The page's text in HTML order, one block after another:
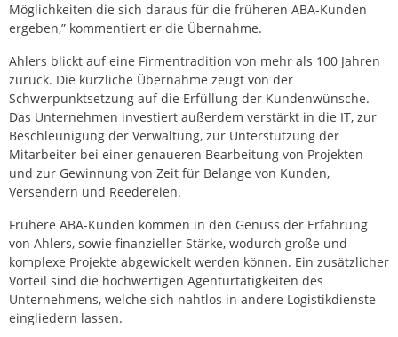
Möglichkeiten die sich daraus für die früheren ABA-Kunden
ergeben,” kommentiert er die Übernahme.
Ahlers blickt auf eine Firmentradition von mehr als 100 Jahren
zurück. Die kürzliche Übernahme zeugt von der
Schwerpunktsetzung auf die Erfüllung der Kundenwünsche.
Das Unternehmen investiert außerdem verstärkt in die IT, zur
Beschleunigung der Verwaltung, zur Unterstützung der
Mitarbeiter bei einer genaueren Bearbeitung von Projekten
und zur Gewinnung von Zeit für Belange von Kunden,
Versendern und Reedereien.
Frühere ABA-Kunden kommen in den Genuss der Erfahrung
von Ahlers, sowie finanzieller Stärke, wodurch große und
komplexe Projekte abgewickelt werden können. Ein zusätzlicher
Vorteil sind die hochwertigen Agenturtätigkeiten des
Unternehmens, welche sich nahtlos in andere Logistikdienste
eingliedern lassen.